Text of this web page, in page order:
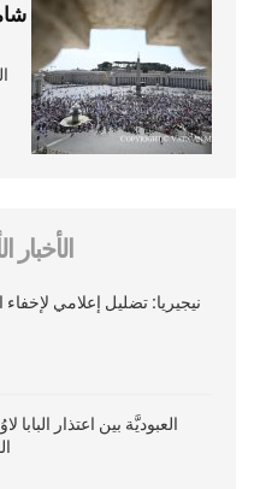
الأخبار
نيجيريا: تضليل إعلامي
العبوديَّة بين اعتذار